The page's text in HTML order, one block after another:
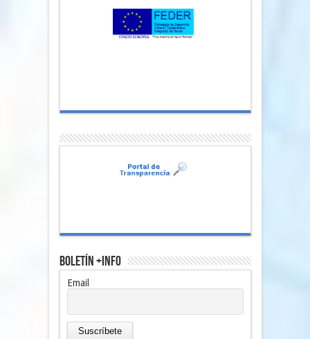
Boletín +Info
Email